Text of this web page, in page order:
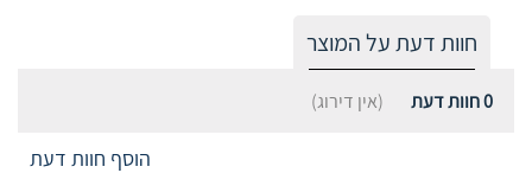
חוות דעת על המוצר
0חוות דעת (אין דירוג)
הוסף חוות דעת